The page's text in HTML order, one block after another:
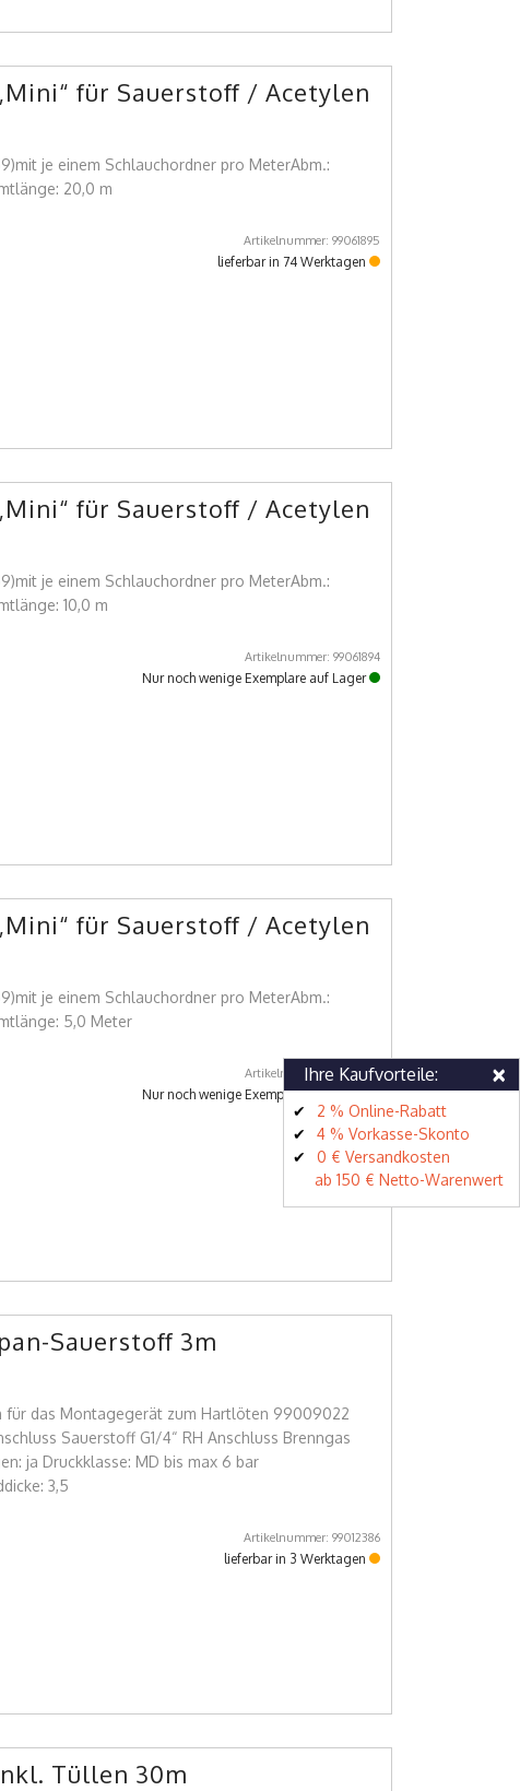
für Sauerstoff / Acetylen
je einem Schlauchordner pro MeterAbm.:
20,0 m
Artikelnummer: 99061895
lieferbar in 74 Werktagen
für Sauerstoff / Acetylen
je einem Schlauchordner pro MeterAbm.:
10,0 m
Artikelnummer: 99061894
Nur noch wenige Exemplare auf Lager
für Sauerstoff / Acetylen
je einem Schlauchordner pro MeterAbm.:
5,0 Meter
Artikelnummer: 99061893
Nur noch wenige Exemplare auf Lager
Sauerstoff 3m
für das Montagegerät zum Hartlöten 99009022
Sauerstoff G1/4“ RH Anschluss Brenngas
ja Druckklasse: MD bis max 6 bar
3,5
Artikelnummer: 99012386
lieferbar in 3 Werktagen
Tüllen 30m
Ihre Kaufvorteile: ×
2 % Online-Rabatt
4 % Vorkasse-Skonto
0 € Versandkosten
ab 150 € Netto-Warenwert